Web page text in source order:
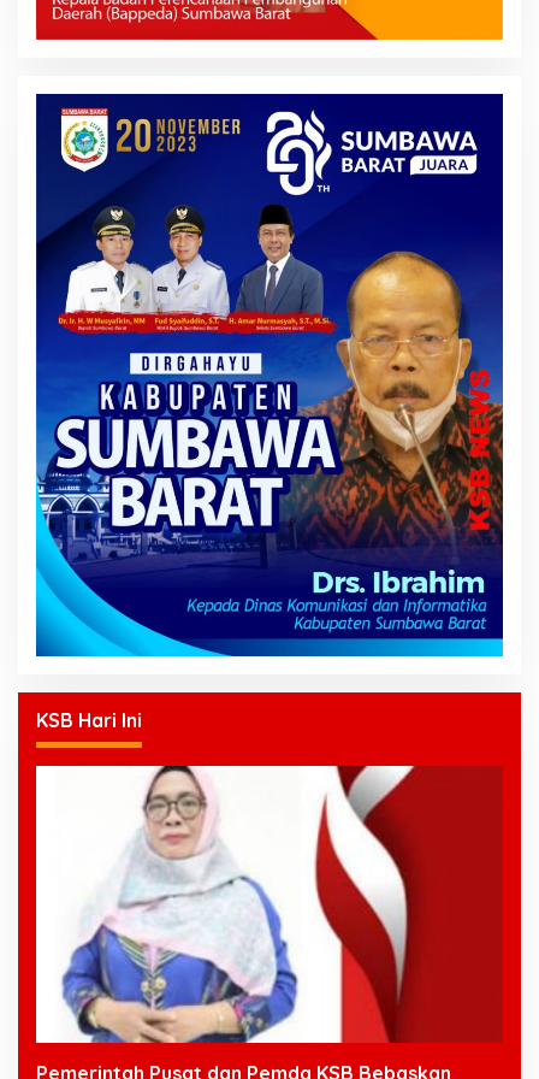
KSB Hari Ini
Pemerintah Pusat dan Pemda KSB Bebaskan